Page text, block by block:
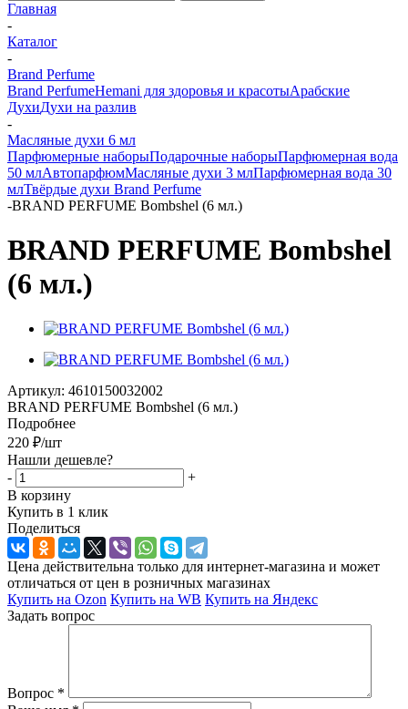
Главная
-
Каталог
-
Brand Perfume
Brand PerfumeHemani для здоровья и красотыАрабские
ДухиДухи на разлив
-
Масляные духи 6 мл
Парфюмерные наборыПодарочные наборыПарфюмерная вода
50 млАвтопарфюмМасляные духи 3 млПарфюмерная вода 30
млТвёрдые духи Brand Perfume
-BRAND PERFUME Bombshel (6 мл.)
BRAND PERFUME Bombshel
(6 мл.)
Артикул: 4610150032002
BRAND PERFUME Bombshel (6 мл.)
Подробнее
220 ₽/шт
Нашли дешевле?
-
+
В корзину
Купить в 1 клик
Поделиться
Цена действительна только для интернет-магазина и может
отличаться от цен в розничных магазинах
Купить на Ozon Купить на WB Купить на Яндекс
Задать вопрос
Вопрос *